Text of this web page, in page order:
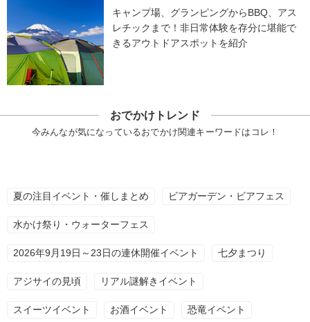
キャンプ場、グランピングからBBQ、アス
レチックまで！非日常体験を存分に堪能で
きるアウトドアスポットを紹介
おでかけトレンド
今みんなが気になっているおでかけ関連キーワードはコレ！
夏の注目イベント・催しまとめ ビアガーデン・ビアフェス
水かけ祭り・ウォーターフェス
2026年9月19日～23日の連休開催イベント 七夕まつり
アジサイの見頃 リアル謎解きイベント
スイーツイベント お酒イベント 恐竜イベント